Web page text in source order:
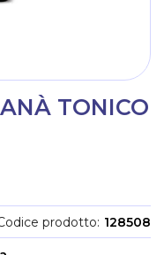
TONICO
prodotto 128508